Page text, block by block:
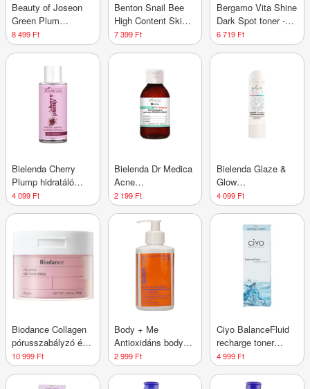
Beauty of Joseon
Green Plum
hámlasztó toner -
150 ml
8 499 Ft
Benton Snail Bee
High Content Skin
toner - 150 ml
7 399 Ft
Bergamo Vita Shine
Dark Spot toner -
180 ml
6 719 Ft
Bielenda Cherry
Plump hidratáló
tonik - 100 ml
4 099 Ft
Bielenda Dr Medica
Acne
Dermatological
akné elleni tonik -
250 ml
2 199 Ft
Bielenda Glaze &
Glow
ragyogásfokozó és
hidratáló arcpermet
4 099 Ft
Biodance Collagen
pórusszabályzó és
bőrfeszesítő
tonikkal átitatott
gélkorong - 60 db
10 999 Ft
Body + Me
Antioxidáns body
cleanser minden
bőrtípusra - 300 ml
2 999 Ft
Ciyo BalanceFluid
recharge toner
arcpermet - 100 ml
4 999 Ft